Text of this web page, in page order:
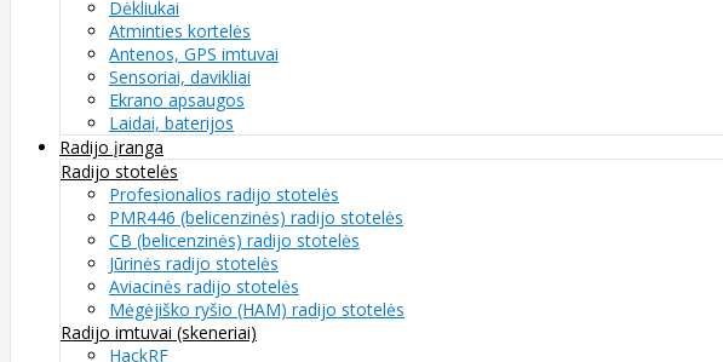
Dėkliukai
Atminties kortelės
Antenos, GPS imtuvai
Sensoriai, davikliai
Ekrano apsaugos
Laidai, baterijos
Radijo įranga
Radijo stotelės
Profesionalios radijo stotelės
PMR446 (belicenzinės) radijo stotelės
CB (belicenzinės) radijo stotelės
Jūrinės radijo stotelės
Aviacinės radijo stotelės
Mėgėjiško ryšio (HAM) radijo stotelės
Radijo imtuvai (skeneriai)
HackRF